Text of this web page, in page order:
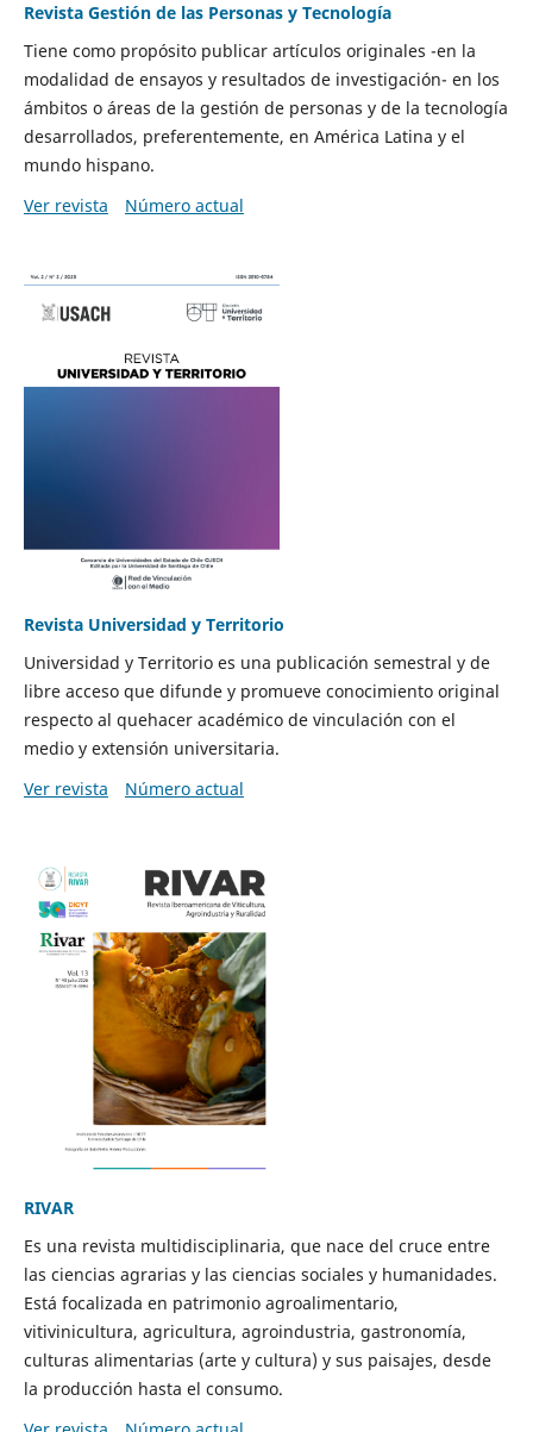
Revista Gestión de las Personas y Tecnología
Tiene como propósito publicar artículos originales -en la
modalidad de ensayos y resultados de investigación- en los
ámbitos o áreas de la gestión de personas y de la tecnología
desarrollados, preferentemente, en América Latina y el
mundo hispano.
Ver revista
Número actual
Revista Universidad y Territorio
Universidad y Territorio es una publicación semestral y de
libre acceso que difunde y promueve conocimiento original
respecto al quehacer académico de vinculación con el
medio y extensión universitaria.
Ver revista
Número actual
RIVAR
Es una revista multidisciplinaria, que nace del cruce entre
las ciencias agrarias y las ciencias sociales y humanidades.
Está focalizada en patrimonio agroalimentario,
vitivinicultura, agricultura, agroindustria, gastronomía,
culturas alimentarias (arte y cultura) y sus paisajes, desde
la producción hasta el consumo.